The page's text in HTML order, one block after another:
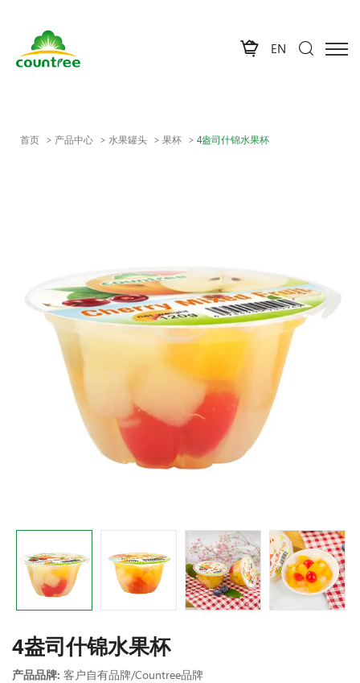
EN
首页 产品中心 水果罐头 果杯 4盎司什锦水果杯
4盎司什锦水果杯
产品品牌: 客户自有品牌/Countree品牌